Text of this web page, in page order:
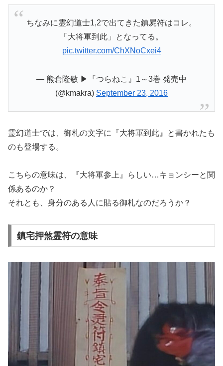
ちなみに霊幻道士1,2で出てきた鎮屍符はコレ。
「大将軍到此」となってる。
pic.twitter.com/ChXNoCxei4
— 熊倉隆敏 ▶『つらねこ』1～3巻 発売中
(@kmakra) September 23, 2016
霊幻道士では、御札の文字に『大将軍到此』と書かれたも
のも登場する。
こちらの意味は、『大将軍参上』らしい…キョンシーと関
係あるのか？
それとも、身分のある人に貼る御札なのだろうか？
鎮宅押煞霊符の意味